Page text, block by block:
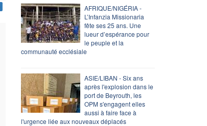
AFRIQUE/NIGÉRIA -
L’Infanzia Missionaria
fête ses 25 ans. Une
lueur d’espérance pour
le peuple et la
communauté ecclésiale
ASIE/LIBAN - Six ans
après l'explosion dans le
port de Beyrouth, les
OPM s'engagent elles
aussi à faire face à
l'urgence liée aux nouveaux déplacés